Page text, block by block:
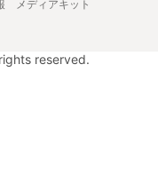
メディアキット
reserved.